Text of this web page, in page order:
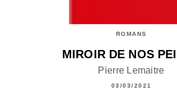
ROMANS
MIROIR DE NOS
Pierre Lemaitre
03/03/2021